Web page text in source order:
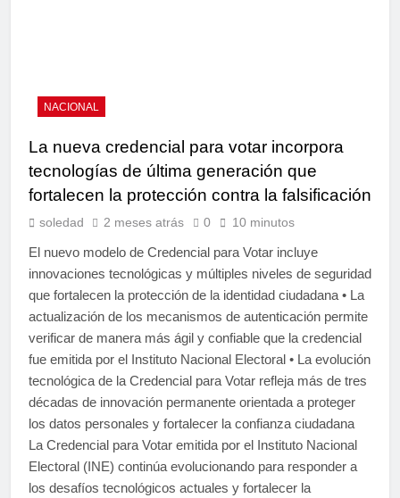
NACIONAL
La nueva credencial para votar incorpora
tecnologías de última generación que
fortalecen la protección contra la falsificación
soledad 2 meses atrás 0 10 minutos
El nuevo modelo de Credencial para Votar incluye
innovaciones tecnológicas y múltiples niveles de seguridad
que fortalecen la protección de la identidad ciudadana • La
actualización de los mecanismos de autenticación permite
verificar de manera más ágil y confiable que la credencial
fue emitida por el Instituto Nacional Electoral • La evolución
tecnológica de la Credencial para Votar refleja más de tres
décadas de innovación permanente orientada a proteger
los datos personales y fortalecer la confianza ciudadana
La Credencial para Votar emitida por el Instituto Nacional
Electoral (INE) continúa evolucionando para responder a
los desafíos tecnológicos actuales y fortalecer la